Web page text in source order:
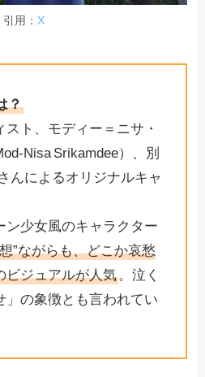
引用： X
？
ト、モディー＝ニサ・
Srikamdee）、別
んによるオリジナルキャ
ン少女風のキャラクター
”ながらも、どこか哀愁
ビジュアルが人気。泣く
」の象徴とも言われてい